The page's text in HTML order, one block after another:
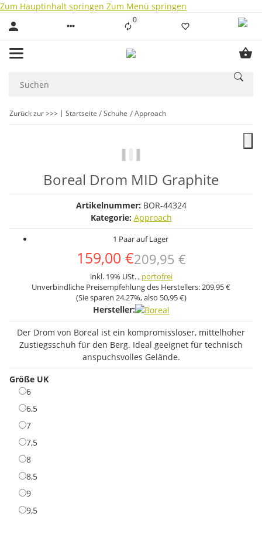
Zum Hauptinhalt springen Zum Menü springen
0Liste ist leer
Zurück zur >>> Startseite Schuhe Approach
Boreal Drom MID Graphite
Artikelnummer: BOR-44324
Kategorie: Approach
1 Paar auf Lager
159,00 €209,95 €
inkl. 19% USt. , portofrei
Unverbindliche Preisempfehlung des Herstellers:209,95 €
(Sie sparen 24.27%, also 50,95 €)
Hersteller:
Der Drom von Boreal ist ein kompromissloser, mittelhoher
Zustiegsschuh für den Berg. Ideal geeignet für technisch
anspuchsvolles Gelände.
Größe UK
66
6,56,5
77
7,57,5
88
8,58,5
99
9,59,5